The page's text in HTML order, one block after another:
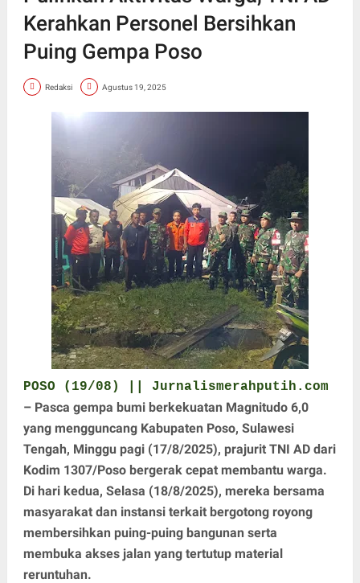
Kerahkan Personel Bersihkan
Puing Gempa Poso
Redaksi Agustus 19, 2025
POSO (19/08) || Jurnalismerahputih.com
– Pasca gempa bumi berkekuatan Magnitudo 6,0
yang mengguncang Kabupaten Poso, Sulawesi
Tengah, Minggu pagi (17/8/2025), prajurit TNI AD dari
Kodim 1307/Poso bergerak cepat membantu warga.
Di hari kedua, Selasa (18/8/2025), mereka bersama
masyarakat dan instansi terkait bergotong royong
membersihkan puing-puing bangunan serta
membuka akses jalan yang tertutup material
reruntuhan.